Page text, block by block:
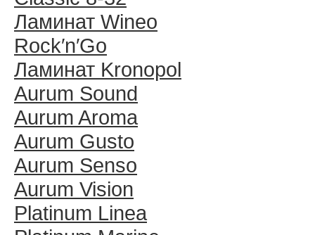
Ламинат Wineo
Rock′n′Go
Ламинат Kronopol
Aurum Sound
Aurum Aroma
Aurum Gusto
Aurum Senso
Aurum Vision
Platinum Linea